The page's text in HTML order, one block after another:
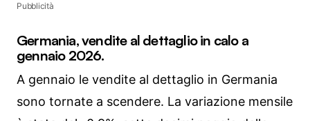
Pubblicità
Germania, vendite al dettaglio in calo a
gennaio 2026.
A gennaio le vendite al dettaglio in Germania
sono tornate a scendere. La variazione mensile